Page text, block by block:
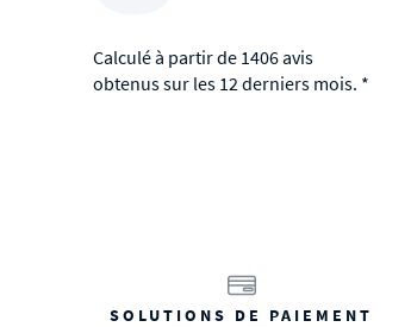
Calculé à partir de 1406 avis
obtenus sur les 12 derniers mois. *
SOLUTIONS DE PAIEMENT